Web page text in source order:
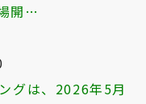
開…
グは、2026年5月